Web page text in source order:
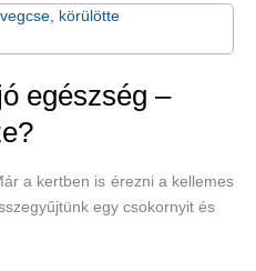
egészség –
a kertben is érezni a kellemes
egy csokornyit és